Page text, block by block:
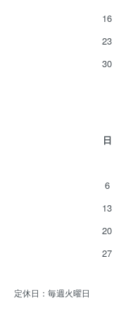
16
23
30
日
6
13
20
27
定休日：毎週火曜日